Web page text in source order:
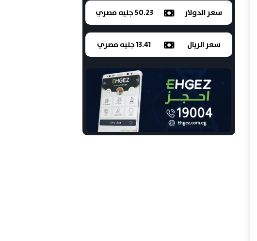
سعر الدولار 50.23 جنيه مصري
سعر الريال 13.41 جنيه مصري